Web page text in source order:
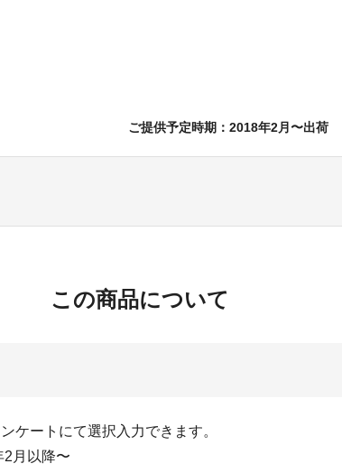
ご提供予定時期：2018年2月〜出荷
この商品について
ケートにて選択入力できます。
2月以降〜